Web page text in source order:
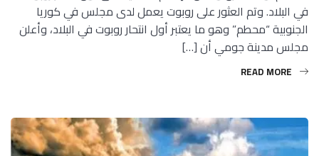
في البلاد. وتم العثور على روبوت يعمل لدى مجلس في كوريا
الجنوبية “محطم” وهو ما يعتبر أول انتحار روبوت في البلاد، وأعلن
مجلس مدينة جومي أن […]
READ MORE